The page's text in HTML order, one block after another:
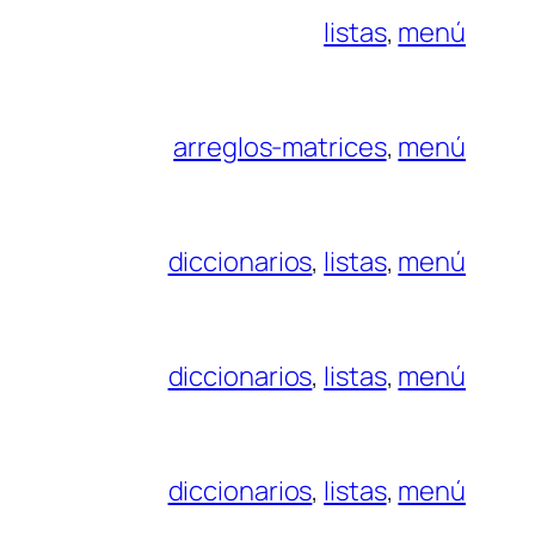
listas, menú
arreglos-matrices, menú
diccionarios, listas, menú
diccionarios, listas, menú
diccionarios, listas, menú